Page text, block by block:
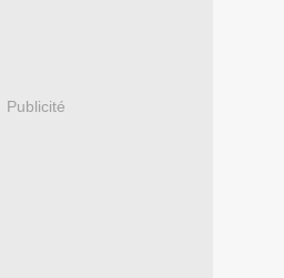
Publicité